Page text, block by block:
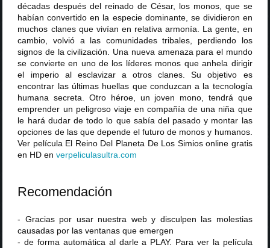
décadas después del reinado de César, los monos, que se
habían convertido en la especie dominante, se dividieron en
muchos clanes que vivían en relativa armonía. La gente, en
cambio, volvió a las comunidades tribales, perdiendo los
signos de la civilización. Una nueva amenaza para el mundo
se convierte en uno de los líderes monos que anhela dirigir
el imperio al esclavizar a otros clanes. Su objetivo es
encontrar las últimas huellas que conduzcan a la tecnología
humana secreta. Otro héroe, un joven mono, tendrá que
emprender un peligroso viaje en compañía de una niña que
le hará dudar de todo lo que sabía del pasado y montar las
opciones de las que depende el futuro de monos y humanos.
Ver película El Reino Del Planeta De Los Simios online gratis
en HD enverpeliculasultra .com
Recomendación
- Gracias por usar nuestra web y disculpen las molestias
causadas por las ventanas que emergen
- de forma automática al darle a PLAY. Para ver la película